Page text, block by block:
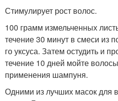
Стимулирует рост волос.
100 грамм измельченных
течение 30 минут в смеси из
го уксуса. Затем остудить и
течение 10 дней мойте
применения шампуня.
Одними из лучших масок для